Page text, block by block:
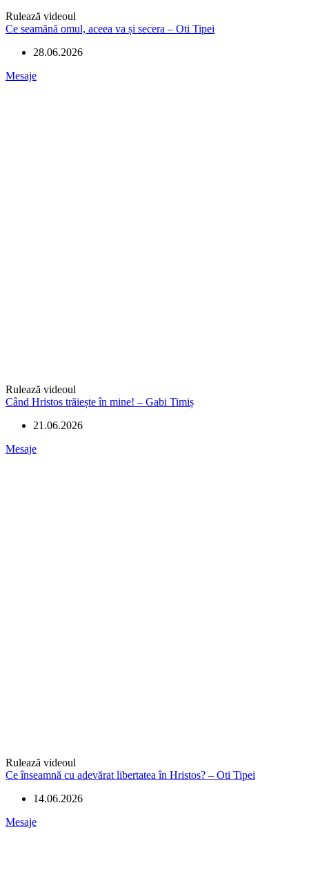
Rulează videoul
Ce seamănă omul, aceea va și secera – Oti Tipei
28.06.2026
Mesaje
Rulează videoul
Când Hristos trăiește în mine! – Gabi Timiș
21.06.2026
Mesaje
Rulează videoul
Ce înseamnă cu adevărat libertatea în Hristos? – Oti Tipei
14.06.2026
Mesaje